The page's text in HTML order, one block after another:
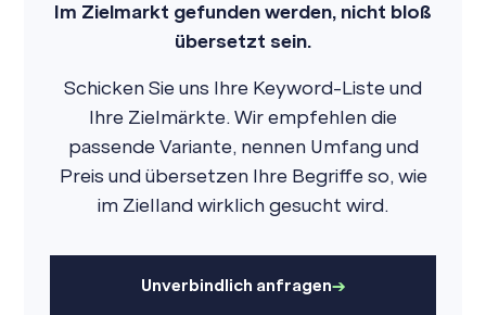
Im Zielmarkt gefunden werden, nicht bloß
übersetzt sein.
Schicken Sie uns Ihre Keyword-Liste und
Ihre Zielmärkte. Wir empfehlen die
passende Variante, nennen Umfang und
Preis und übersetzen Ihre Begriffe so, wie
im Zielland wirklich gesucht wird.
Unverbindlich anfragen